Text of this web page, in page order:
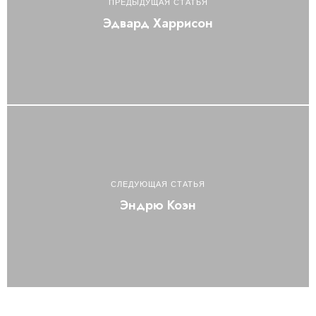
ПРЕДЫДУЩАЯ СТАТЬЯ
Эдвард Харрисон
СЛЕДУЮЩАЯ СТАТЬЯ
Эндрю Коэн